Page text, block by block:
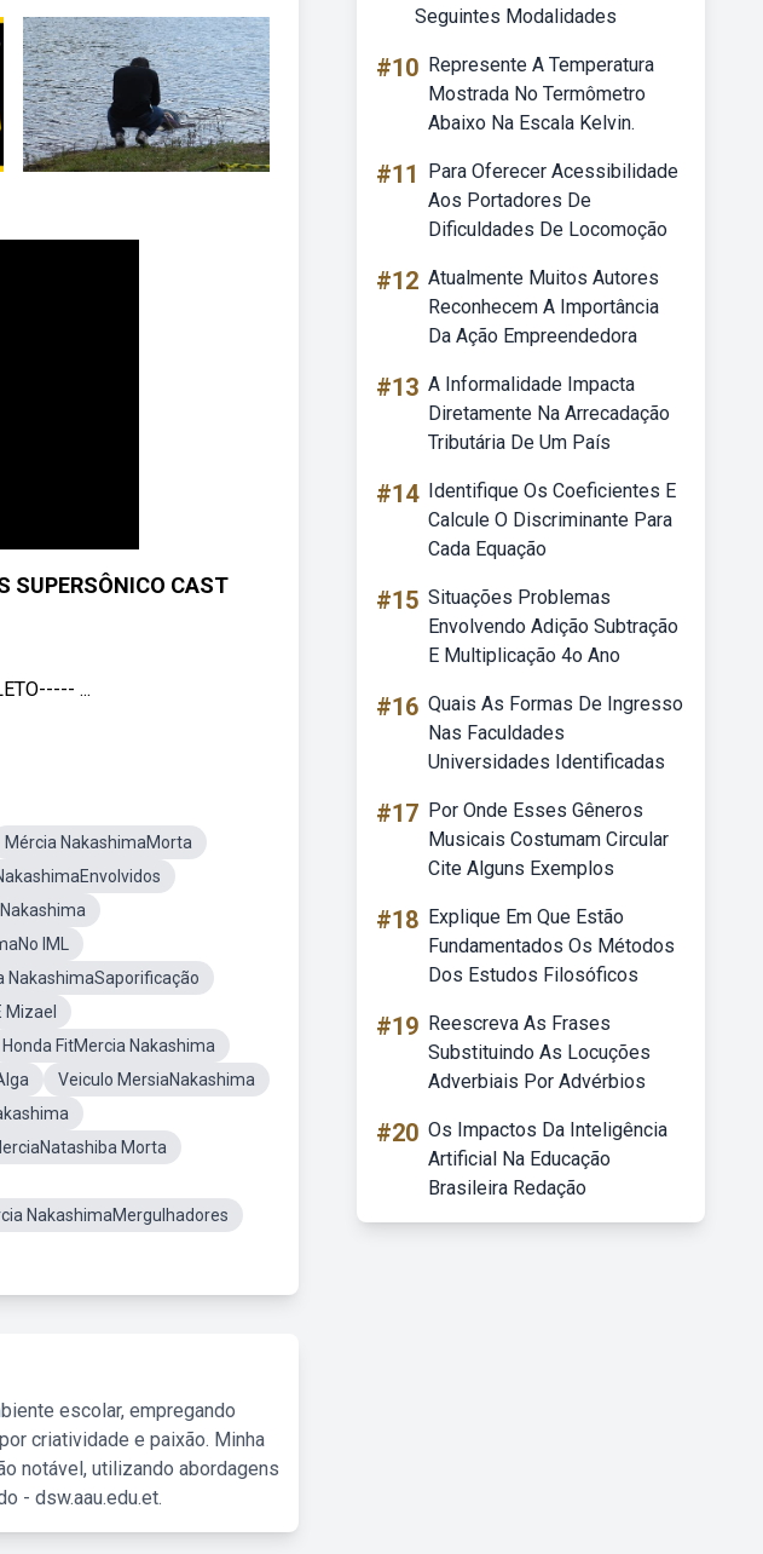
SUPERSÔNICO CAST
...
Mércia NakashimaMorta
IML
NakashimaSaporificação
Mizael
Honda FitMercia Nakashima
Veiculo MersiaNakashima
Morta
NakashimaMergulhadores
escolar, empregando
criatividade e paixão. Minha
notável, utilizando abordagens
- dsw.aau.edu.et.
Seguintes Modalidades
#10 Represente A Temperatura
Mostrada No Termômetro
Abaixo Na Escala Kelvin.
#11
Para Oferecer Acessibilidade
Aos Portadores De
Dificuldades De Locomoção
#12 Atualmente Muitos Autores
Reconhecem A Importância
Da Ação Empreendedora
#13 A Informalidade Impacta
Diretamente Na Arrecadação
Tributária De Um País
#14 Identifique Os Coeficientes E
Calcule O Discriminante Para
Cada Equação
#15 Situações Problemas
Envolvendo Adição Subtração
E Multiplicação 4o Ano
#16 Quais As Formas De Ingresso
Nas Faculdades
Universidades Identificadas
#17 Por Onde Esses Gêneros
Musicais Costumam Circular
Cite Alguns Exemplos
#18 Explique Em Que Estão
Fundamentados Os Métodos
Dos Estudos Filosóficos
#19 Reescreva As Frases
Substituindo As Locuções
Adverbiais Por Advérbios
#20 Os Impactos Da Inteligência
Artificial Na Educação
Brasileira Redação